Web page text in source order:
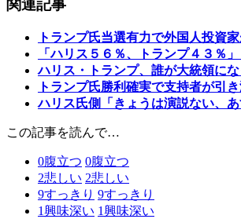
関連記事
トランプ氏当選有力で外国人投資
「ハリス５６％、トランプ４３％
ハリス・トランプ、誰が大統領に
トランプ氏勝利確実で支持者が引
ハリス氏側「きょうは演説ない、あ
この記事を読んで…
0腹立つ 0腹立つ
2悲しい 2悲しい
9すっきり 9すっきり
1興味深い 1興味深い